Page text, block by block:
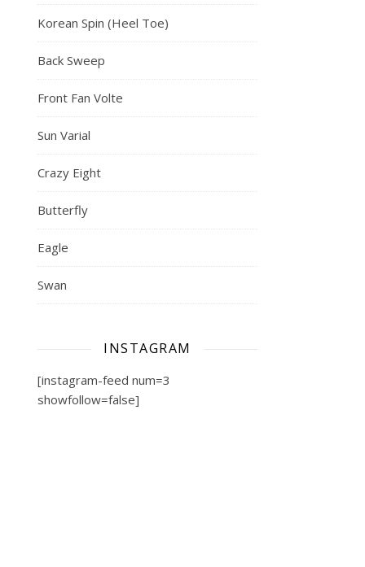
Korean Spin (Heel Toe)
Back Sweep
Front Fan Volte
Sun Varial
Crazy Eight
Butterfly
Eagle
Swan
INSTAGRAM
[instagram-feed num=3
showfollow=false]